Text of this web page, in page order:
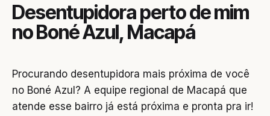
Desentupidora perto de mim
no Boné Azul, Macapá
Procurando desentupidora mais próxima de você
no Boné Azul? A equipe regional de Macapá que
atende esse bairro já está próxima e pronta pra ir!